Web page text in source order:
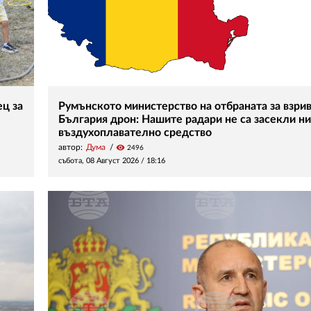
за
Румънското министерство на отбраната за
България дрон: Нашите радари не са засекли
въздухоплавателно средство
автор: Дума visibility 2496
събота, 08 Август 2026 / 18:16